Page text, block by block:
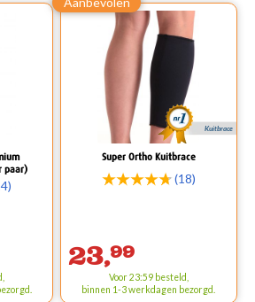
paar)
Kuitbrace
Super Ortho Kuitbrace
(18)
23,99
Voor 23:59 besteld,
binnen 1-3 werkdagen bezorgd.